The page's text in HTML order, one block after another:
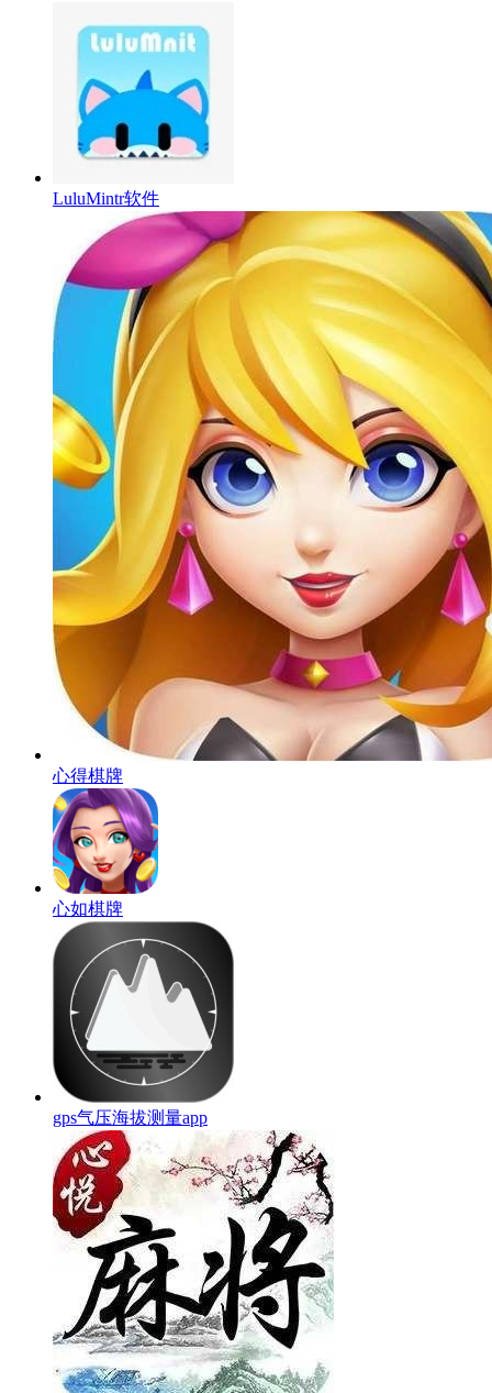
LuluMintr软件
心得棋牌
心如棋牌
gps气压海拔测量app